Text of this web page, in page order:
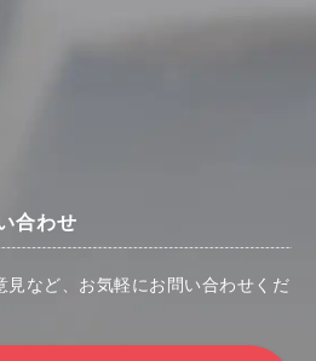
合わせ
見など、お気軽にお問い合わせくだ